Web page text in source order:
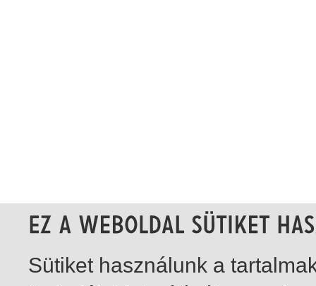
Sütiket használunk a